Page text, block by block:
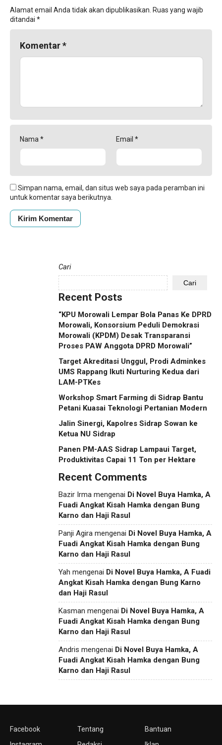
Alamat email Anda tidak akan dipublikasikan. Ruas yang wajib
ditandai *
Komentar*
Nama * Email *
Simpan nama, email, dan situs web saya pada peramban ini
untuk komentar saya berikutnya.
Cari
Cari
Recent Posts
“KPU Morowali Lempar Bola Panas Ke DPRD
Morowali, Konsorsium Peduli Demokrasi
Morowali (KPDM) Desak Transparansi
Proses PAW Anggota DPRD Morowali”
Target Akreditasi Unggul, Prodi Adminkes
UMS Rappang Ikuti Nurturing Kedua dari
LAM-PTKes
Workshop Smart Farming di Sidrap Bantu
Petani Kuasai Teknologi Pertanian Modern
Jalin Sinergi, Kapolres Sidrap Sowan ke
Ketua NU Sidrap
Panen PM-AAS Sidrap Lampaui Target,
Produktivitas Capai 11 Ton per Hektare
Recent Comments
Bazir Irma mengenai Di Novel Buya Hamka, A
Fuadi Angkat Kisah Hamka dengan Bung
Karno dan Haji Rasul
Panji Agira mengenai Di Novel Buya Hamka, A
Fuadi Angkat Kisah Hamka dengan Bung
Karno dan Haji Rasul
Yah mengenai Di Novel Buya Hamka, A Fuadi
Angkat Kisah Hamka dengan Bung Karno
dan Haji Rasul
Kasman mengenai Di Novel Buya Hamka, A
Fuadi Angkat Kisah Hamka dengan Bung
Karno dan Haji Rasul
Andris mengenai Di Novel Buya Hamka, A
Fuadi Angkat Kisah Hamka dengan Bung
Karno dan Haji Rasul
Facebook
Tentang
Bantuan